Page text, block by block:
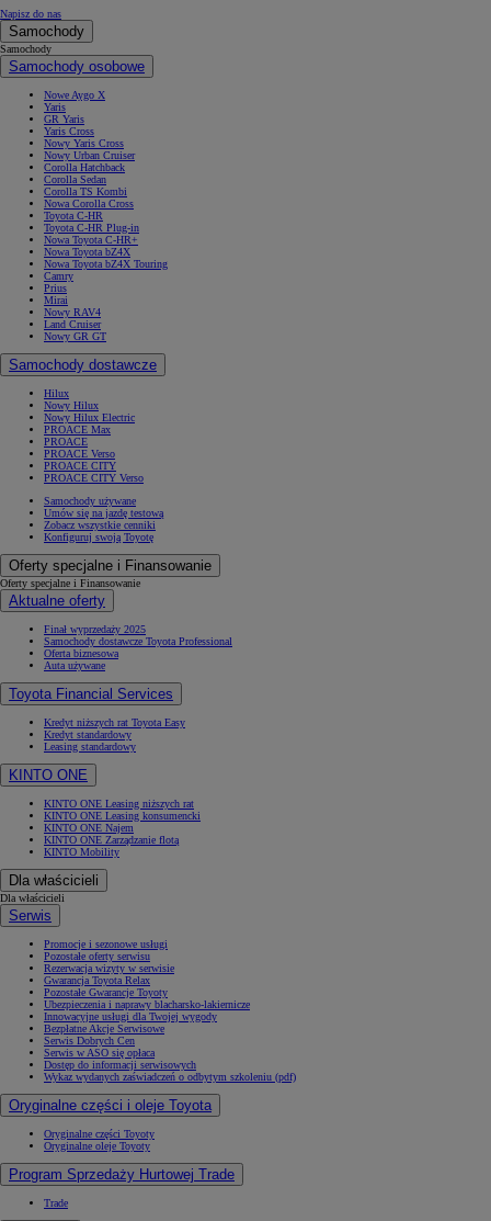
Napisz do nas
Samochody
Samochody
Samochody osobowe
Nowe Aygo X
Yaris
GR Yaris
Yaris Cross
Nowy Yaris Cross
Nowy Urban Cruiser
Corolla Hatchback
Corolla Sedan
Corolla TS Kombi
Nowa Corolla Cross
Toyota C-HR
Toyota C-HR Plug-in
Nowa Toyota C-HR+
Nowa Toyota bZ4X
Nowa Toyota bZ4X Touring
Camry
Prius
Mirai
Nowy RAV4
Land Cruiser
Nowy GR GT
Samochody dostawcze
Hilux
Nowy Hilux
Nowy Hilux Electric
PROACE Max
PROACE
PROACE Verso
PROACE CITY
PROACE CITY Verso
Samochody używane
Umów się na jazdę testową
Zobacz wszystkie cenniki
Konfiguruj swoją Toyotę
Oferty specjalne i Finansowanie
Oferty specjalne i Finansowanie
Aktualne oferty
Finał wyprzedaży 2025
Samochody dostawcze Toyota Professional
Oferta biznesowa
Auta używane
Toyota Financial Services
Kredyt niższych rat Toyota Easy
Kredyt standardowy
Leasing standardowy
KINTO ONE
KINTO ONE Leasing niższych rat
KINTO ONE Leasing konsumencki
KINTO ONE Najem
KINTO ONE Zarządzanie flotą
KINTO Mobility
Dla właścicieli
Dla właścicieli
Serwis
Promocje i sezonowe usługi
Pozostałe oferty serwisu
Rezerwacja wizyty w serwisie
Gwarancja Toyota Relax
Pozostałe Gwarancje Toyoty
Ubezpieczenia i naprawy blacharsko-lakiernicze
Innowacyjne usługi dla Twojej wygody
Bezpłatne Akcje Serwisowe
Serwis Dobrych Cen
Serwis w ASO się opłaca
Dostęp do informacji serwisowych
Wykaz wydanych zaświadczeń o odbytym szkoleniu (pdf)
Oryginalne części i oleje Toyota
Oryginalne części Toyoty
Oryginalne oleje Toyoty
Program Sprzedaży Hurtowej Trade
Trade